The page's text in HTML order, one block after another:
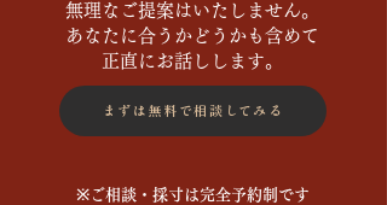
無理なご提案はいたしません。
あなたに合うかどうかも含めて
正直にお話しします。
まずは無料で相談してみる
※ご相談・採寸は完全予約制です